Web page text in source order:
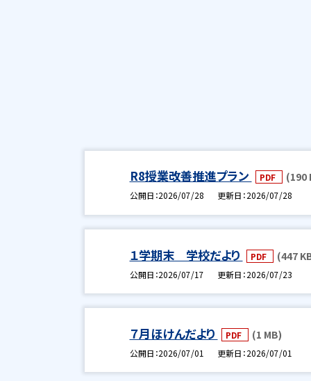
R8授業改善推進プラン PDF (190
公開日 2026/07/28 更新日 2026/07/28
１学期末 学校だより PDF (447
公開日 2026/07/17 更新日 2026/07/23
７月ほけんだより PDF (1 MB)
公開日 2026/07/01 更新日 2026/07/01